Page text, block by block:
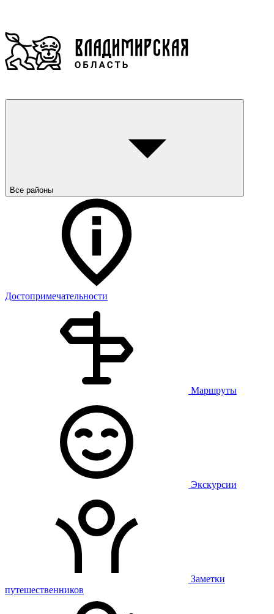
Все районы
Достопримечательности
Маршруты
Экскурсии
Заметки
путешественников